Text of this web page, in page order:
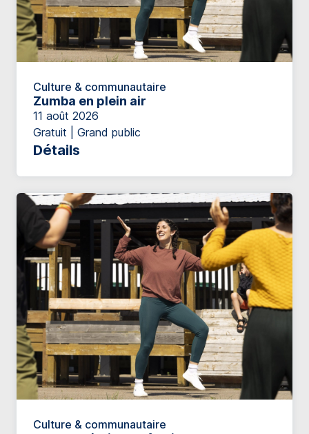
Culture & communautaire
Zumba en plein air
11 août 2026
Gratuit | Grand public
Détails
Culture & communautaire